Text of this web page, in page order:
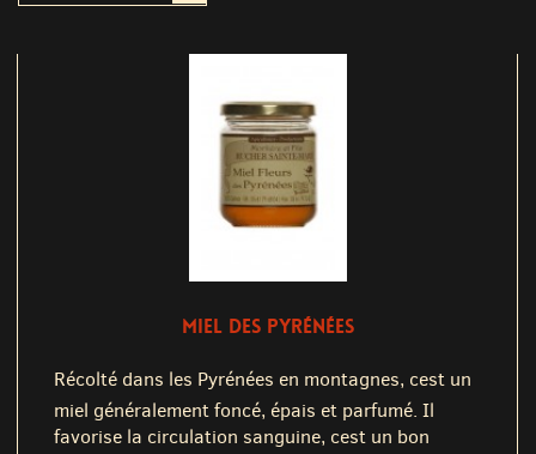
MIEL DES PYRÉNÉES
Récolté dans les Pyrénées en montagnes, cest un
miel généralement foncé, épais et parfumé. Il
favorise la circulation sanguine, cest un bon